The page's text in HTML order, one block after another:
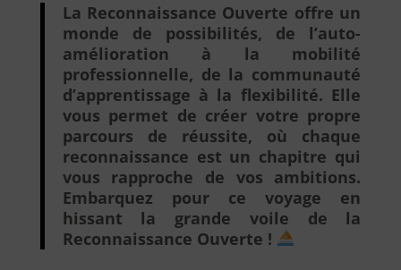
La Reconnaissance Ouverte offre un
monde de possibilités, de l’auto-
amélioration à la mobilité
professionnelle, de la communauté
d’apprentissage à la flexibilité. Elle
vous permet de créer votre propre
parcours de réussite, où chaque
reconnaissance est un chapitre qui
vous rapproche de vos ambitions.
Embarquez pour ce voyage en
hissant la grande voile de la
Reconnaissance Ouverte !